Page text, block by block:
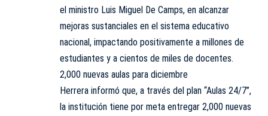
el ministro Luis Miguel De Camps, en alcanzar
mejoras sustanciales en el sistema educativo
nacional, impactando positivamente a millones de
estudiantes y a cientos de miles de docentes.
2,000 nuevas aulas para diciembre
Herrera informó que, a través del plan “Aulas 24/7”,
la institución tiene por meta entregar 2,000 nuevas